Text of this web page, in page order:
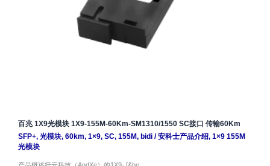
百兆 1X9光模块 1X9-155M-60Km-SM1310/1550 SC接口 传输60Km
SFP+, 光模块, 60km, 1×9, SC, 155M, bidi/安科士产品介绍, 1×9 155M
光模块